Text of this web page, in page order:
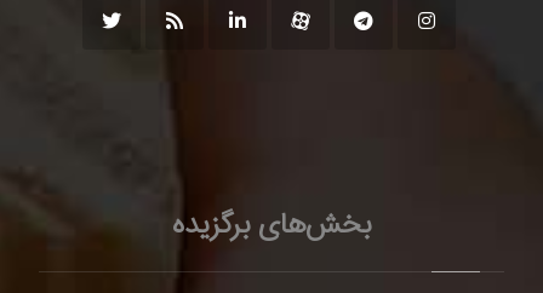
بخش‌های برگزیده